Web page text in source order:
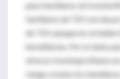
para familiares sin
familiares de TEV son de
de TEV, aunque no se
hereditarias. Por lo tanto
ofrecer tromboprofilaxis
riesgo a todos los